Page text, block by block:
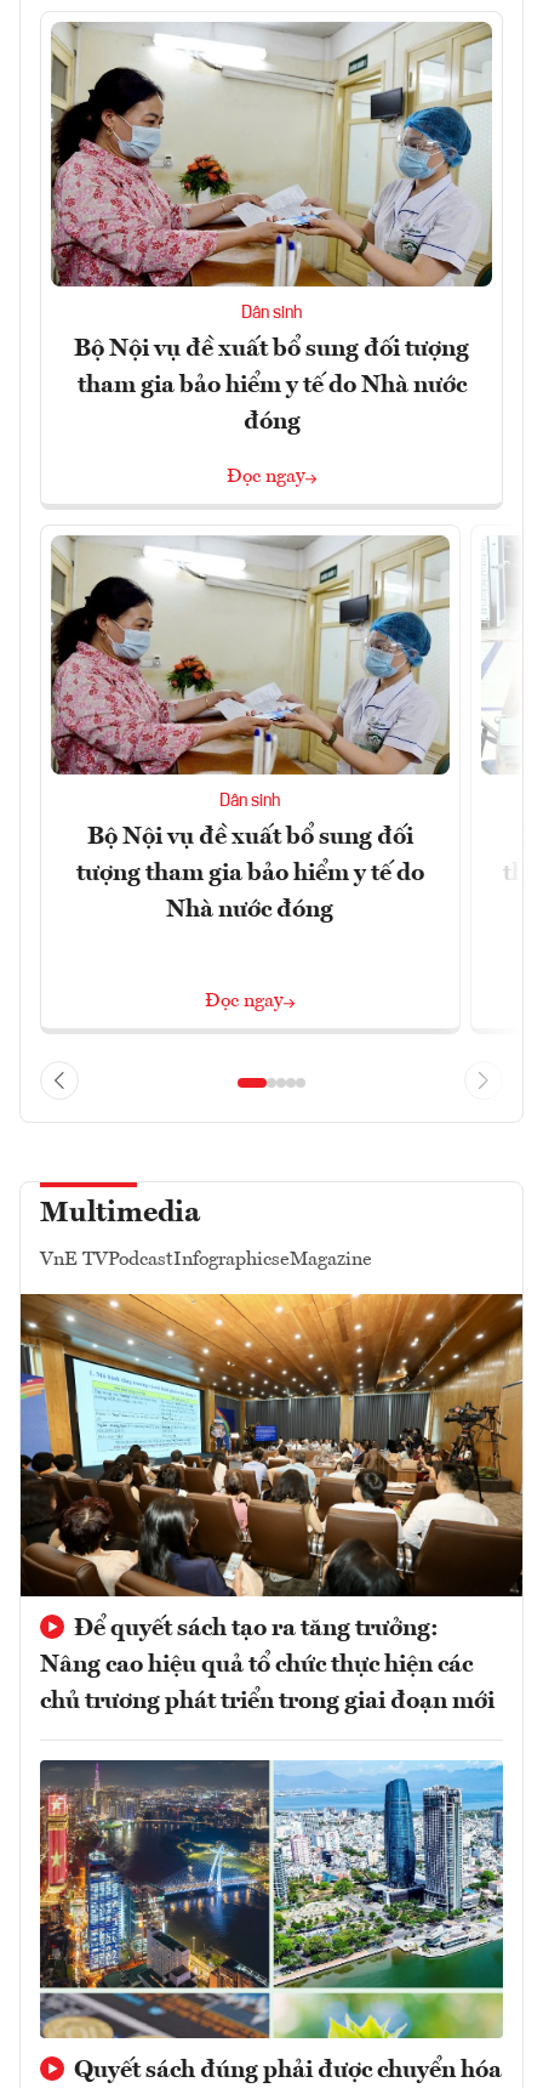
Dân sinh
Bộ Nội vụ đề xuất bổ sung đối tượng
tham gia bảo hiểm y tế do Nhà nước
đóng
Đọc ngay
Dân sinh
Bộ Nội vụ đề xuất bổ sung đối
tượng tham gia bảo hiểm y tế do
Nhà nước đóng
Đọc ngay
Multimedia
VnE TVPodcastInfographicseMagazine
Để quyết sách tạo ra tăng trưởng:
Nâng cao hiệu quả tổ chức thực hiện các
chủ trương phát triển trong giai đoạn mới
Quyết sách đúng phải được chuyển hóa